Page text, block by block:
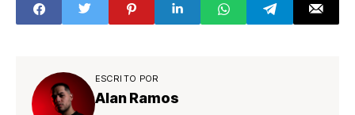
como se
inscrever
ESCRITO POR
Alan Ramos